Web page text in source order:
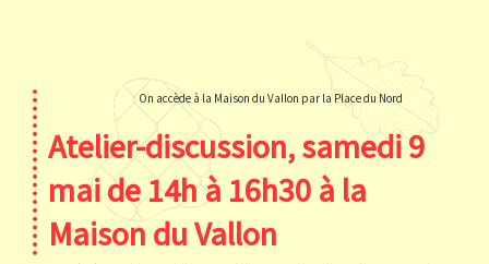
On accède à la Maison du Vallon par la Place du Nord
Atelier-discussion, samedi 9
mai de 14h à 16h30 à la
Maison du Vallon